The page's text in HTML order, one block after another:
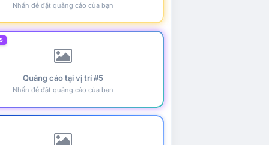
Nhấn để đặt quảng cáo của bạn
Quảng cáo tại vị trí #5
Nhấn để đặt quảng cáo của bạn